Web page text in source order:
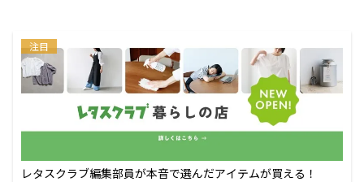
注目
レタスクラブ編集部員が本音で選んだアイテムが買える！